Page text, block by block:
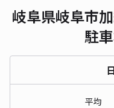
岐阜県岐阜市
駐
平均